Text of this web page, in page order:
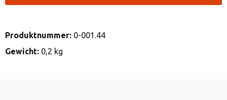
Produktnummer: 0-001.44
Gewicht: 0,2 kg